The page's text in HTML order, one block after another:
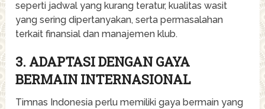
seperti jadwal yang kurang teratur, kualitas wasit
yang sering dipertanyakan, serta permasalahan
terkait finansial dan manajemen klub.
3. ADAPTASI DENGAN GAYA
BERMAIN INTERNASIONAL
Timnas Indonesia perlu memiliki gaya bermain yang